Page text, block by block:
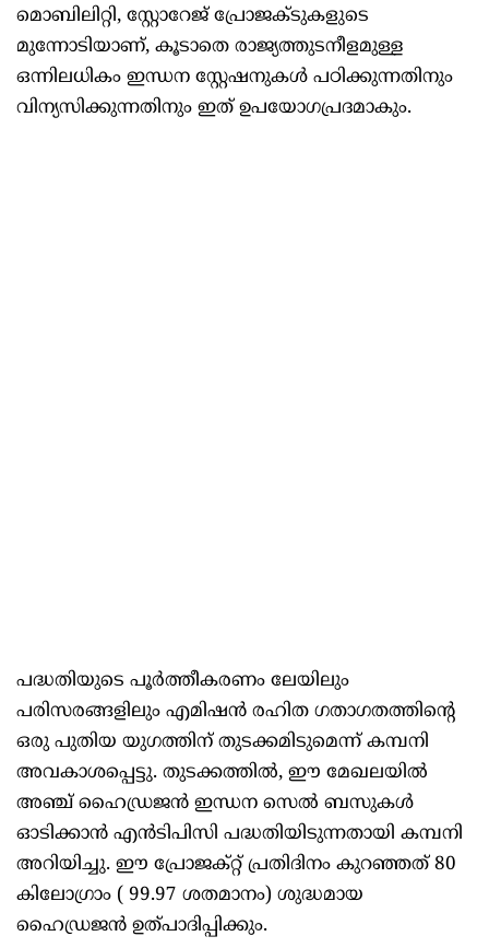
മൊബിലിറ്റി, സ്റ്റോറേജ് പ്രോജക്ടുകളുടെ
മുന്നോടിയാണ്, കൂടാതെ രാജ്യത്തുടനീളമുള്ള
ഒന്നിലധികം ഇന്ധന സ്റ്റേഷനുകൾ പഠിക്കുന്നതിനും
വിന്യസിക്കുന്നതിനും ഇത് ഉപയോഗപ്രദമാകും.
പദ്ധതിയുടെ പൂർത്തീകരണം ലേയിലും
പരിസരങ്ങളിലും എമിഷൻ രഹിത ഗതാഗതത്തിന്റെ
ഒരു പുതിയ യുഗത്തിന് തുടക്കമിടുമെന്ന് കമ്പനി
അവകാശപ്പെട്ടു. തുടക്കത്തിൽ, ഈ മേഖലയിൽ
അഞ്ച് ഹൈഡ്രജൻ ഇന്ധന സെൽ ബസുകൾ
ഓടിക്കാൻ എൻടിപിസി പദ്ധതിയിടുന്നതായി കമ്പനി
അറിയിച്ചു. ഈ പ്രോജക്റ്റ് പ്രതിദിനം കുറഞ്ഞത് 80
കിലോഗ്രാം ( 99.97 ശതമാനം) ശുദ്ധമായ
ഹൈഡ്രജൻ ഉത്പാദിപ്പിക്കും.